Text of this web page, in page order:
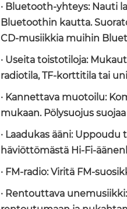
· Bluetooth-yhteys: Nauti
Bluetoothin kautta.
CD-musiikkia muihin
· Useita toistotiloja:
radiotila, TF-korttitila tai
· Kannettava muotoilu:
mukaan. Pölysuojus
· Laadukas ääni:
häviöttömästä Hi-Fi-
· FM-radio: Viritä FM-
· Rentouttava